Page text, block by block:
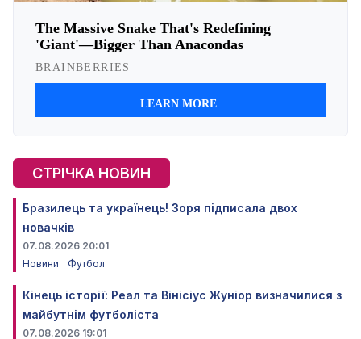
СТРІЧКА НОВИН
Бразилець та українець! Зоря підписала двох
новачків
07.08.2026 20:01
Новини
Футбол
Кінець історії: Реал та Вінісіус Жуніор визначилися з
майбутнім футболіста
07.08.2026 19:01